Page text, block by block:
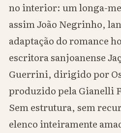
no interior: um longa-
assim João Negrinho,
adaptação do romance
escritora sanjoanense
Guerrini, dirigido por
produzido pela Gianelli
Sem estrutura, sem
elenco inteiramente